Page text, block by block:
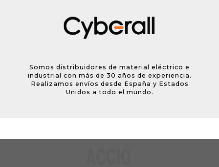
Somos distribuidores de material eléctrico e
industrial con más de 30 años de experiencia.
Realizamos envíos desde España y Estados
Unidos a todo el mundo.